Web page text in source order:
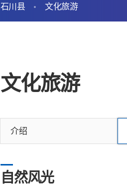
石川县 文化旅游
文化旅游
介绍
自然风光